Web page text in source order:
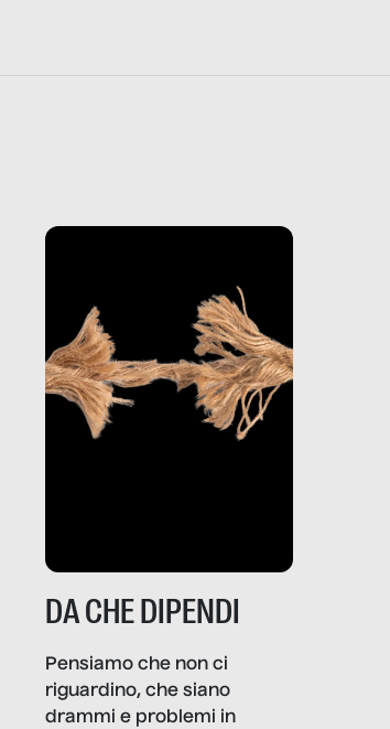
DA CHE DIPENDI
Pensiamo che non ci
riguardino, che siano
drammi e problemi in